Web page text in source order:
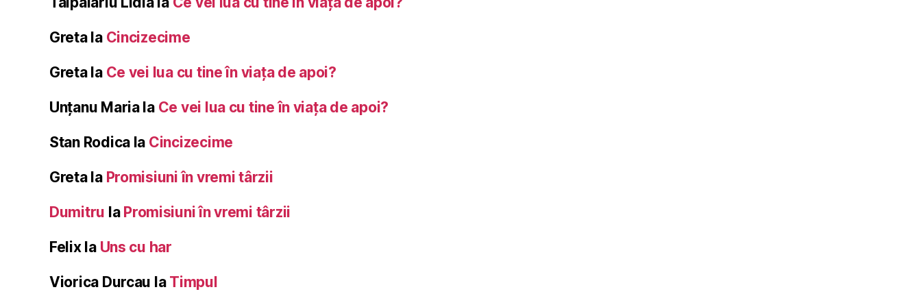
Gretala Cincizecime
Gretala Ce vei lua cu tine în viața de apoi?
Unțanu Mariala Ce vei lua cu tine în viața de apoi?
Stan Rodica la Cincizecime
Gretala Promisiuni în vremi târzii
Dumitru la Promisiuni în vremi târzii
Felixla Uns cu har
Viorica Durcau la Timpul